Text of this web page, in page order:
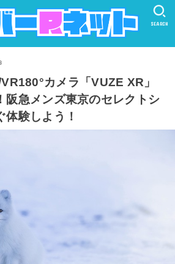
SEARCH
カメラ「VUZE XR」
阪急メンズ東京のセレクトシ
体験しよう！